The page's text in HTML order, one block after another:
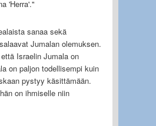
'Herra'."
sanaa sekä
Jumalan olemuksen.
Israelin Jumala on
on paljon todellisempi kuin
pystyy käsittämään.
on ihmiselle niin